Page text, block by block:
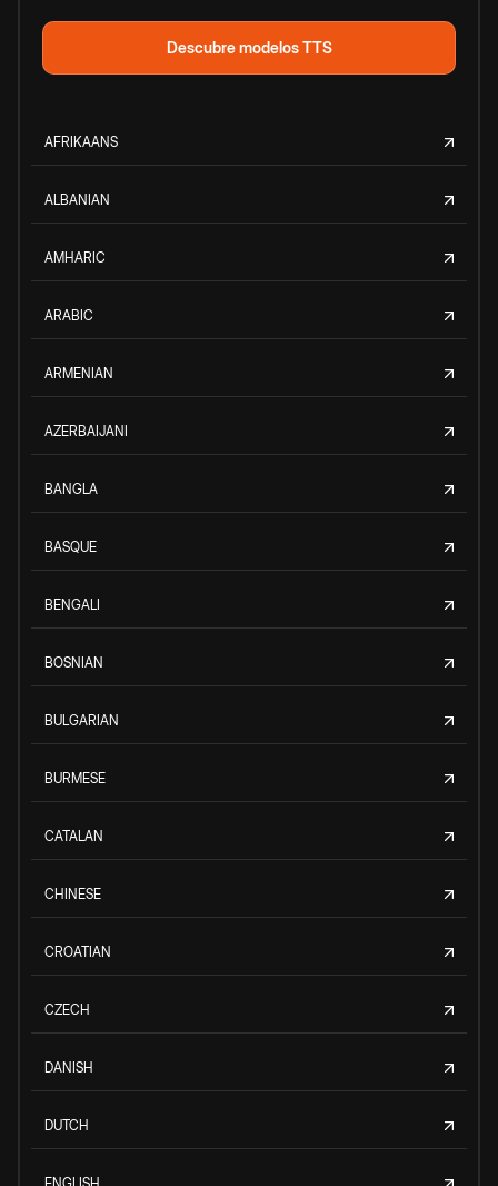
Descubre modelos TTS
AFRIKAANS
ALBANIAN
AMHARIC
ARABIC
ARMENIAN
AZERBAIJANI
BANGLA
BASQUE
BENGALI
BOSNIAN
BULGARIAN
BURMESE
CATALAN
CHINESE
CROATIAN
CZECH
DANISH
DUTCH